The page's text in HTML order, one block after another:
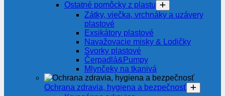
Ostatné pomôcky z plastu
Zátky, viečka, vrchnáky a uzávery
plastové
Exsikátory plastové
Navažovacie misky & Lodičky
Svorky plastové
Čerpadlá&Pumpy
Mlynčeky na tkanivá
Ochrana zdravia, hygiena a bezpečnosť